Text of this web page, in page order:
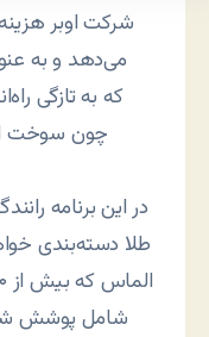
شرکت اوبر
می‌دهد و به
چون سوخت
در این برنامه
طلا دسته‌بندی
شامل پوشش